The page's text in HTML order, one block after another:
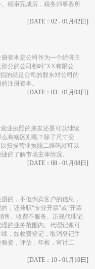
税审完成后，税务师事务所
[DATE：02 - 01月02日]
资本是公司作为一个经济主
分的公司都叫“XX有限公
的就是公司的股东对公司的
注册资本。
[DATE：03 - 01月03日]
业执照的朋友还是可以继续
有啥区别呢？除了尺寸变
扫描营业执照二维码就可以
的了解市场主体情况。
[DATE：08 - 01月08日]
的，不但倒卖客户的信息，
，还兼职“专业开票”或“开票
售、收费不服务。正规代理记
的业务范围内。代理记账可
，如收费登记，取消登记手
资，评估，年检，审计工
[DATE：10 - 01月10日]